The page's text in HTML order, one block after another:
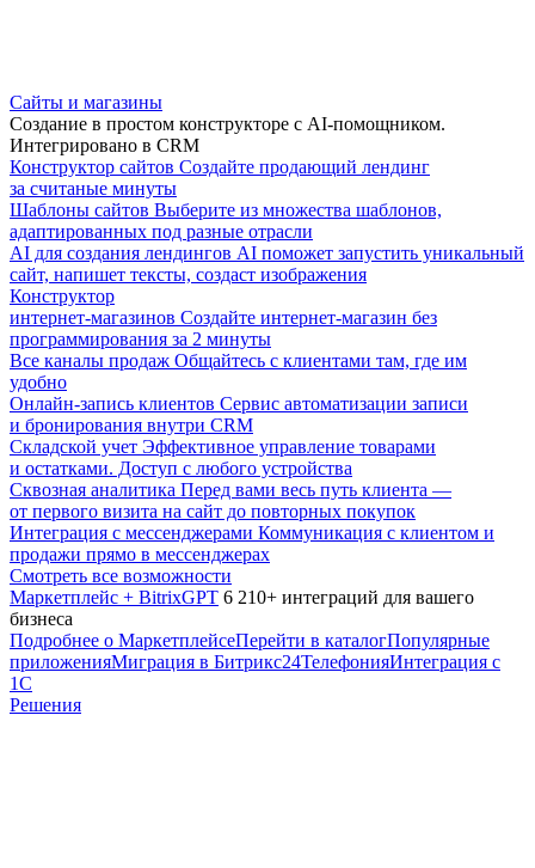
Сайты и магазины
Создание в простом конструкторе с AI-помощником.
Интегрировано в CRM
Конструктор сайтов Создайте продающий лендинг
за считаные минуты
Шаблоны сайтов Выберите из множества шаблонов,
адаптированных под разные отрасли
AI для создания лендингов AI поможет запустить уникальный
сайт, напишет тексты, создаст изображения
Конструктор
интернет-магазинов Создайте интернет-магазин без
программирования за 2 минуты
Все каналы продаж Общайтесь с клиентами там, где им
удобно
Онлайн-запись клиентов Сервис автоматизации записи
и бронирования внутри CRM
Складской учет Эффективное управление товарами
и остатками. Доступ с любого устройства
Сквозная аналитика Перед вами весь путь клиента —
от первого визита на сайт до повторных покупок
Интеграция с мессенджерами Коммуникация с клиентом и
продажи прямо в мессенджерах
Смотреть все возможности
Маркетплейс + BitrixGPT 6 210+ интеграций для вашего
бизнеса
Подробнее о МаркетплейсеПерейти в каталогПопулярные
приложенияМиграция в Битрикс24ТелефонияИнтеграция с
1С
Решения